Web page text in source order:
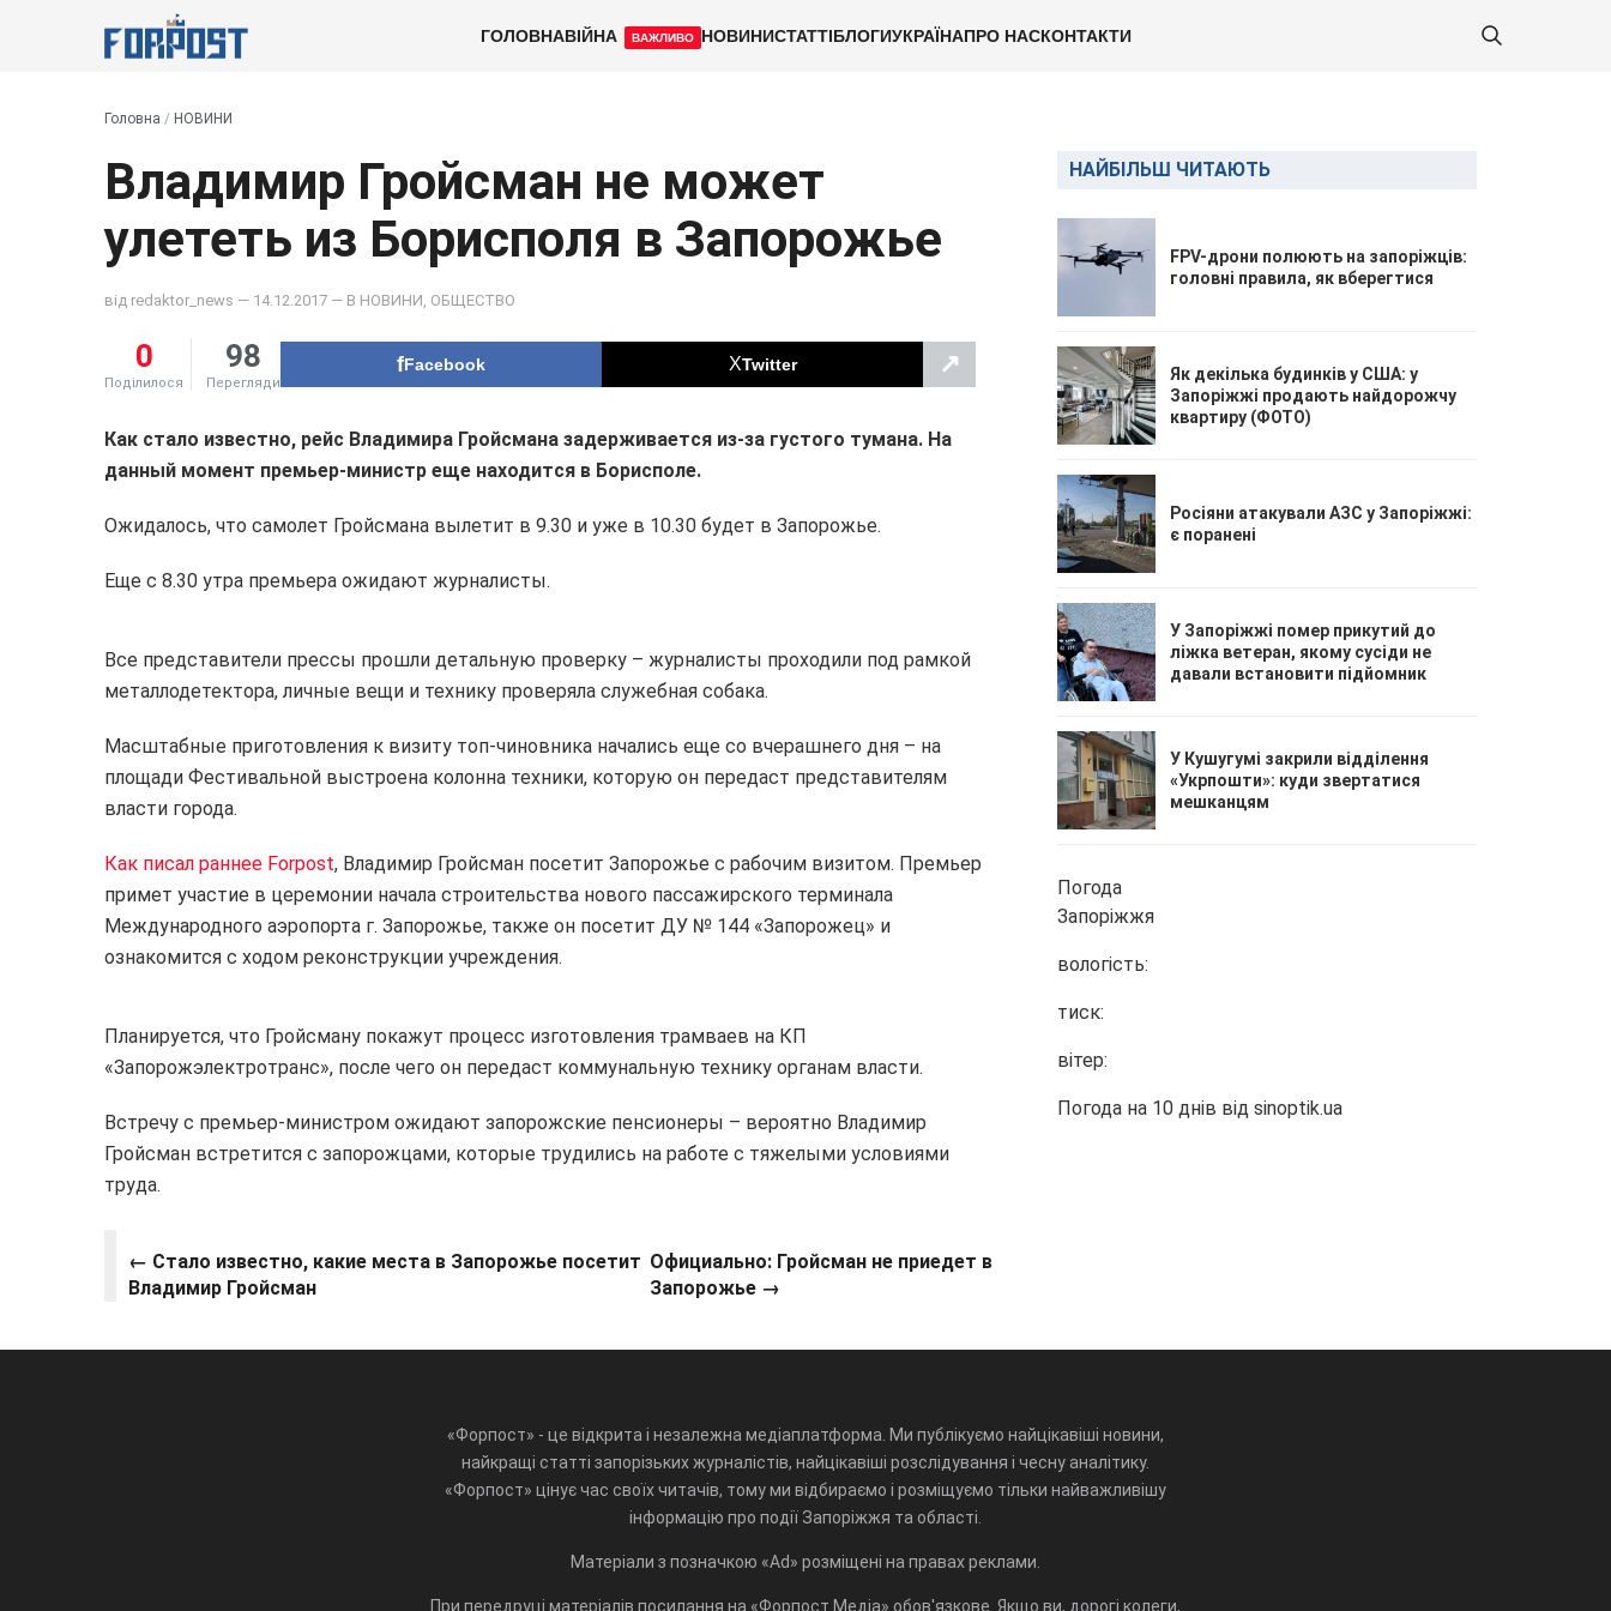
ГОЛОВНАВІЙНА ВАЖЛИВО НОВИНИСТАТТІБЛОГИУКРАЇНАПРО НАСКОНТАКТИ
Головна / НОВИНИ
Владимир Гройсман не может
улететь из Борисполя в Запорожье
від redaktor_news — 14.12.2017 — В НОВИНИ ОБЩЕСТВО
0
Поділилося
98
Перегляди
Facebook Twitter ↗
Как стало известно, рейс Владимира Гройсмана задерживается из-за густого тумана. На
данный момент премьер-министр еще находится в Борисполе.
Ожидалось, что самолет Гройсмана вылетит в 9.30 и уже в 10.30 будет в Запорожье.
Еще с 8.30 утра премьера ожидают журналисты.
Все представители прессы прошли детальную проверку – журналисты проходили под рамкой
металлодетектора, личные вещи и технику проверяла служебная собака.
Масштабные приготовления к визиту топ-чиновника начались еще со вчерашнего дня – на
площади Фестивальной выстроена колонна техники, которую он передаст представителям
власти города.
Как писал раннее Forpost, Владимир Гройсман посетит Запорожье с рабочим визитом. Премьер
примет участие в церемонии начала строительства нового пассажирского терминала
Международного аэропорта г. Запорожье, также он посетит ДУ № 144 «Запорожец» и
ознакомится с ходом реконструкции учреждения.
Планируется, что Гройсману покажут процесс изготовления трамваев на КП
«Запорожэлектротранс», после чего он передаст коммунальную технику органам власти.
Встречу с премьер-министром ожидают запорожские пенсионеры – вероятно Владимир
Гройсман встретится с запорожцами, которые трудились на работе с тяжелыми условиями
труда.
← Стало известно, какие места в Запорожье посетит
Владимир Гройсман
Официально: Гройсман не приедет в
Запорожье →
НАЙБІЛЬШ ЧИТАЮТЬ
FPV-дрони полюють на запоріжців:
головні правила, як вберегтися
Як декілька будинків у США: у
Запоріжжі продають найдорожчу
квартиру (ФОТО)
Росіяни атакували АЗС у Запоріжжі:
є поранені
У Запоріжжі помер прикутий до
ліжка ветеран, якому сусіди не
давали встановити підйомник
У Кушугумі закрили відділення
«Укрпошти»: куди звертатися
мешканцям
Погода
Запоріжжя
вологість:
тиск:
вітер:
Погода на 10 днів від sinoptik.ua
«Форпост» - це відкрита і незалежна медіаплатформа. Ми публікуємо найцікавіші новини,
найкращі статті запорізьких журналістів, найцікавіші розслідування і чесну аналітику.
«Форпост» цінує час своїх читачів, тому ми відбираємо і розміщуємо тільки найважливішу
інформацію про події Запоріжжя та області.
Матеріали з позначкою «Ad» розміщені на правах реклами.
При передруці матеріалів посилання на «Форпост.Медіа» обов'язкове. Якщо ви, дорогі колеги,